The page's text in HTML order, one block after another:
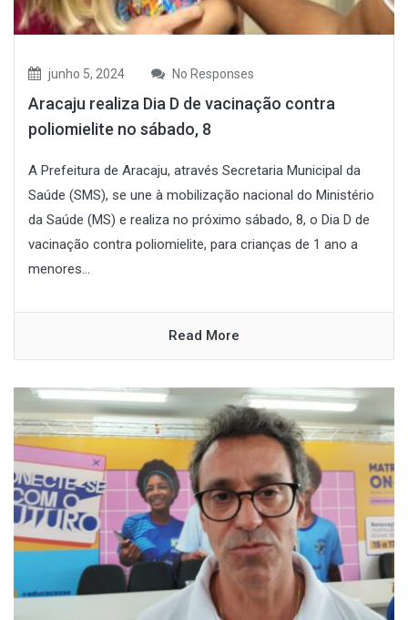
junho 5, 2024 No Responses
Aracaju realiza Dia D de vacinação contra
poliomielite no sábado, 8
A Prefeitura de Aracaju, através Secretaria Municipal da
Saúde (SMS), se une à mobilização nacional do Ministério
da Saúde (MS) e realiza no próximo sábado, 8, o Dia D de
vacinação contra poliomielite, para crianças de 1 ano a
menores...
Read More